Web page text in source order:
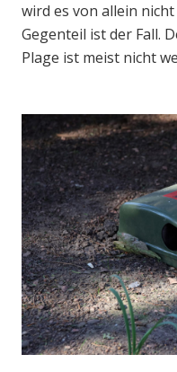
wird es von allein
Gegenteil ist der Fall.
Plage ist meist nicht